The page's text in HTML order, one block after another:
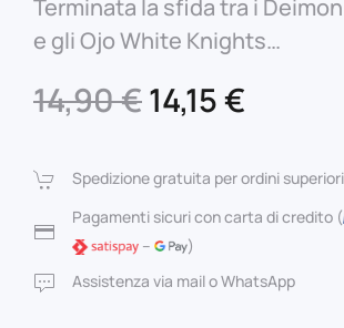
Terminata la sfida tra i
e gli Ojo White Knights…
14,90€Il
originale
era:
14,90 €.
14,15€
è:
Spedizione gratuita per ordini
Pagamenti sicuri con carta di credito (
–
)
Assistenza via mail o WhatsApp